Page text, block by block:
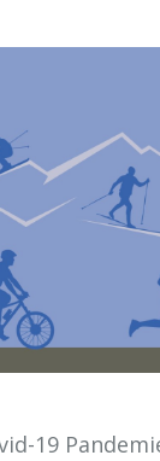
19